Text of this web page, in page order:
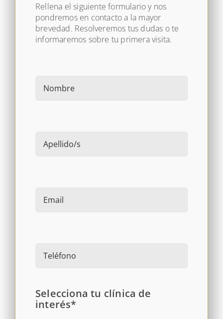
Rellena el siguiente formulario y nos
pondremos en contacto a la mayor
brevedad. Resolveremos tus dudas o te
informaremos sobre tu primera visita.
Selecciona tu clínica de
interés*